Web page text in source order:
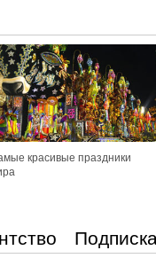
красивые праздники